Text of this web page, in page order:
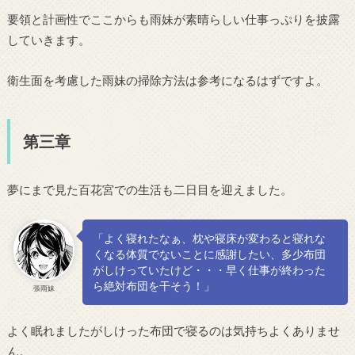
要領と計画性でここからも雨妹が素晴らしい仕事っぷりを披露
していきます。
衛生面を考慮した雨妹の掃除方法は参考になるはずですよ。
第三章
夢にまで見た百花宮での生活も二日目を迎えました。
張雨妹
「よく寝れたなぁ、枕や寝床が変わると寝れな
くなる体質でないことに感謝したい、多少布団
がしけっていたけど・・・早く仕事が終わった
ら絶対布団を干そう！」
よく眠れましたがしけった布団で寝るのは気持ちよくありませ
ん。